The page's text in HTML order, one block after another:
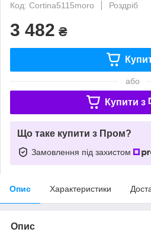
Код: Cortina5115moro
Роздріб
3 482 ₴
або
Купити з
Що таке купити з Пром?
Замовлення під захистом
Опис Характеристики
Опис